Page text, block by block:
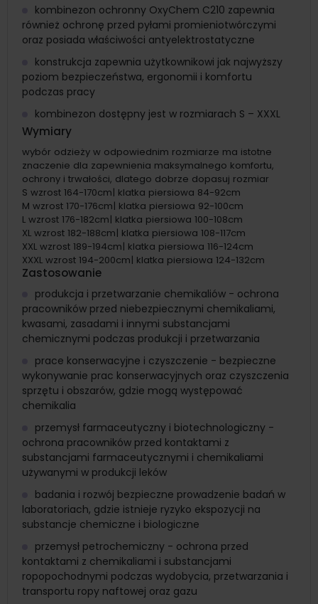
kombinezon ochronny OxyChem C210 zapewnia
również ochronę przed pyłami promieniotwórczymi
oraz posiada właściwości antyelektrostatyczne
konstrukcja zapewnia użytkownikowi jak najwyższy
poziom bezpieczeństwa, ergonomii i komfortu
podczas pracy
kombinezon dostępny jest w rozmiarach S – XXXL
Wymiary
wybór odzieży w odpowiednim rozmiarze ma istotne
znaczenie dla zapewnienia maksymalnego komfortu,
ochrony i trwałości, dlatego dobrze dopasuj rozmiar
S wzrost 164-170cm| klatka piersiowa 84-92cm
M wzrost 170-176cm| klatka piersiowa 92-100cm
L wzrost 176-182cm| klatka piersiowa 100-108cm
XL wzrost 182-188cm| klatka piersiowa 108-117cm
XXL wzrost 189-194cm| klatka piersiowa 116-124cm
XXXL wzrost 194-200cm| klatka piersiowa 124-132cm
Zastosowanie
produkcja i przetwarzanie chemikaliów - ochrona
pracowników przed niebezpiecznymi chemikaliami,
kwasami, zasadami i innymi substancjami
chemicznymi podczas produkcji i przetwarzania
prace konserwacyjne i czyszczenie - bezpieczne
wykonywanie prac konserwacyjnych oraz czyszczenia
sprzętu i obszarów, gdzie mogą występować
chemikalia
przemysł farmaceutyczny i biotechnologiczny -
ochrona pracowników przed kontaktami z
substancjami farmaceutycznymi i chemikaliami
używanymi w produkcji leków
badania i rozwój bezpieczne prowadzenie badań w
laboratoriach, gdzie istnieje ryzyko ekspozycji na
substancje chemiczne i biologiczne
przemysł petrochemiczny - ochrona przed
kontaktami z chemikaliami i substancjami
ropopochodnymi podczas wydobycia, przetwarzania i
transportu ropy naftowej oraz gazu